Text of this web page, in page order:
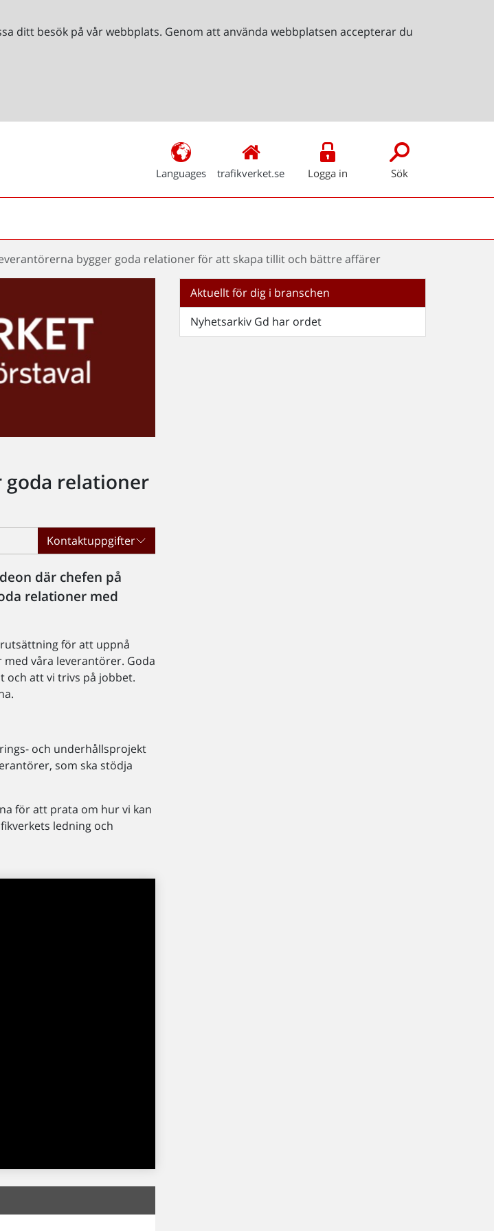
ditt besök på vår webbplats. Genom att använda webbplatsen accepterar du
Languages trafikverket.se Logga in Sök
bygger goda relationer för att skapa tillit och bättre affärer
relationer
Kontaktuppgifter
där chefen på
relationer med
för att uppnå
våra leverantörer. Goda
och att vi trivs på jobbet.
och underhållsprojekt
som ska stödja
för att prata om hur vi kan
ledning och
Aktuellt för dig i branschen
Nyhetsarkiv Gd har ordet